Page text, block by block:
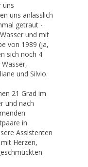
uns
uns anlässlich
getraut -
und mit
von 1989 (ja,
sich noch 4
und Silvio.
21 Grad im
und nach
in
Assistenten
Herzen,